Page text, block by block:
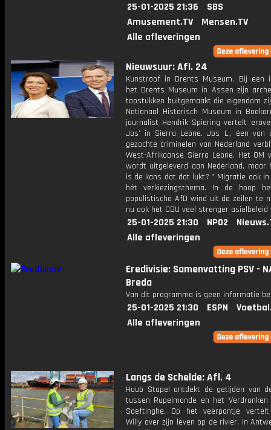
25-01-2025 21:36
SBS
Amusement.TV
Mensen.TV
Alle afleveringen
Nieuwsuur: Afl. 24
Kunstroof in Drents Museum. Bij een
het Drents Museum in Assen zijn
topstukken buitgemaakt die eigendom
Nationaal Historisch Museum in
journalist Hendrik Spiering vertelt
Jos' in Sierra Leone. Jos L., éen van
gezochte criminelen van Nederland
West-Afrikaanse Sierra Leone. Het OM
wordt uitgeleverd aan Nederland, maar
is de kans dat dat lukt? * Migratie ook in
hét verkiezingsthema. In de hoop
populistische AfD wind uit de zeilen te
nu ook het CDU veel strenger asielbeleid
25-01-2025 21:30 NPO2
Alle afleveringen
Eredivisie: Samenvatting PSV -
Breda
Van dit programma is geen informatie
25-01-2025 21:30 ESPN
Alle afleveringen
Langs de Schelde: Afl. 4
Huub Stapel ontdekt de getijden van
tussen Rupelmonde en het Verdronken
Saeftinghe. Op het veerpontje
Willy over zijn leven op de rivier. In